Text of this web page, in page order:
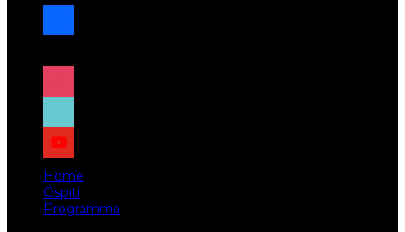
facebook
x
instagram
tiktok
youtube
Home
Ospiti
Programma